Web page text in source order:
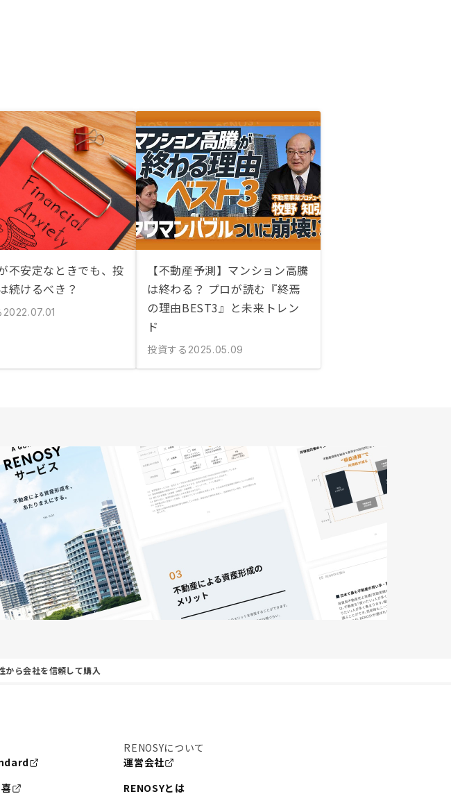
不安定なときでも、投
続けるべき？
2022.07.01
【不動産予測】マンション高騰
は終わる？ プロが読む『終焉
の理由BEST3』と未来トレン
ド
投資する 2025.05.09
から会社を信頼して購入
RENOSYについて
運営会社
RENOSYとは